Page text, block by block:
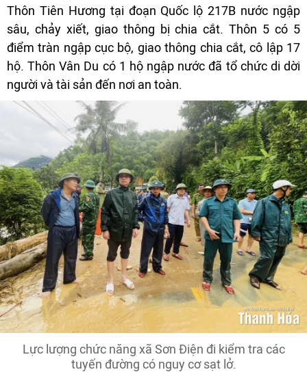
Thôn Tiên Hương tại đoạn Quốc lộ 217B nước ngập
sâu, chảy xiết, giao thông bị chia cắt. Thôn 5 có 5
điểm tràn ngập cục bộ, giao thông chia cắt, cô lập 17
hộ. Thôn Vân Du có 1 hộ ngập nước đã tổ chức di dời
người và tài sản đến nơi an toàn.
Lực lượng chức năng xã Sơn Điện đi kiểm tra các
tuyến đường có nguy cơ sạt lở.